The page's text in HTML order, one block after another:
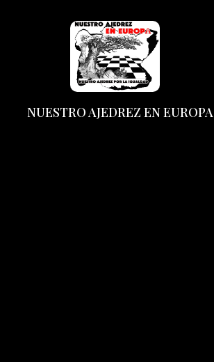
NUESTRO AJEDREZ EN EUROPA